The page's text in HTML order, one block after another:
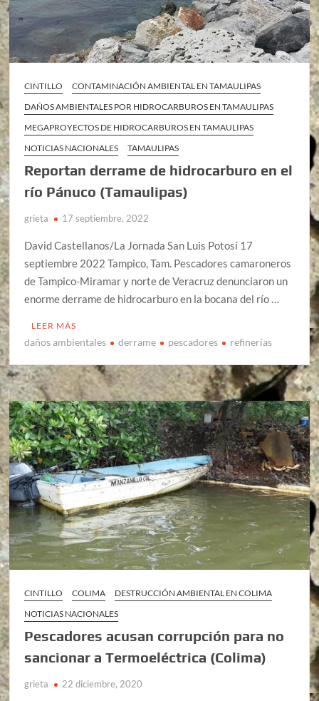
CINTILLO
CONTAMINACIÓN AMBIENTAL EN TAMAULIPAS
DAÑOS AMBIENTALES POR HIDROCARBUROS EN TAMAULIPAS
MEGAPROYECTOS DE HIDROCARBUROS EN TAMAULIPAS
NOTICIAS NACIONALES
TAMAULIPAS
Reportan derrame de hidrocarburo en el
río Pánuco (Tamaulipas)
grieta 17 septiembre, 2022
David Castellanos/La Jornada San Luis Potosí 17
septiembre 2022 Tampico, Tam. Pescadores camaroneros
de Tampico-Miramar y norte de Veracruz denunciaron un
enorme derrame de hidrocarburo en la bocana del río …
LEER MÁS
daños ambientales derrame pescadores refinerías
CINTILLO COLIMA
DESTRUCCIÓN AMBIENTAL EN COLIMA
NOTICIAS NACIONALES
Pescadores acusan corrupción para no
sancionar a Termoeléctrica (Colima)
grieta 22 diciembre, 2020